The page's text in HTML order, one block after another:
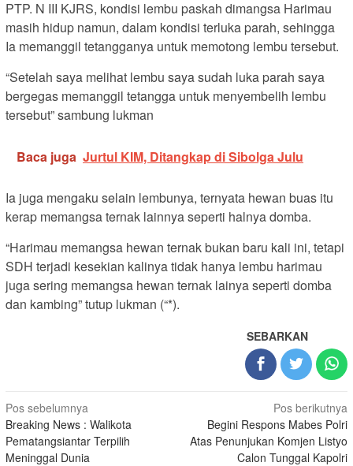
PTP. N III KJRS, kondisi lembu paskah dimangsa Harimau
masih hidup namun, dalam kondisi terluka parah, sehingga
Ia memanggil tetangganya untuk memotong lembu tersebut.
“Setelah saya melihat lembu saya sudah luka parah saya
bergegas memanggil tetangga untuk menyembelih lembu
tersebut” sambung lukman
Baca juga Jurtul KIM, Ditangkap di Sibolga Julu
Ia juga mengaku selain lembunya, ternyata hewan buas itu
kerap memangsa ternak lainnya seperti halnya domba.
“Harimau memangsa hewan ternak bukan baru kali ini, tetapi
SDH terjadi kesekian kalinya tidak hanya lembu harimau
juga sering memangsa hewan ternak lainya seperti domba
dan kambing” tutup lukman (“*).
SEBARKAN
Navigasi
pos
Pos sebelumnya
Breaking News : Walikota
Pematangsiantar Terpilih
Meninggal Dunia
Pos berikutnya
Begini Respons Mabes Polri
Atas Penunjukan Komjen Listyo
Calon Tunggal Kapolri